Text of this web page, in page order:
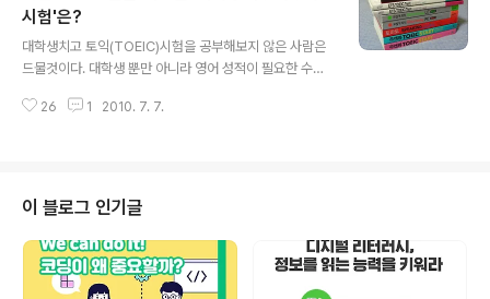
며, 그 외 ‘매우 똑똑한 과학만화’ 등 만화부문 3종과 시리
즈부문 5종을 합해 총 10개 부문 57종이 선정되었습니다.
선정된 우수과학도서에는 교육과학기술부장관 명의의 ‘우
과 보건복지부의 추천을 받은 소외지역 중심의 교육 및 복
시험'은?
대학생치고 토익(TOEIC)시험을 공부해보지 않은 사람은
드물것이다. 대학생 뿐만 아니라 영어 성적이 필요한 수많
능력평가시험에 매달린다. 모두 미국의 ETS사가 개발한
국가에서 개발한 시험이 인지도 면에서나 시험의 신뢰도
면에서 우수하다고 볼 수도 있다. 그러나 우리나라 입장에
서는 토익이나 토플 시험에 대한 지나친 의존과 이런 시험
들을 대상으로 한 사교육 열기가 반갑지만은 않다. 다행히
우리나라에서 자체적으로 개발 하고 있는 영어 시험이 있
26 1 2010. 7. 7.
이 블로그 인기글